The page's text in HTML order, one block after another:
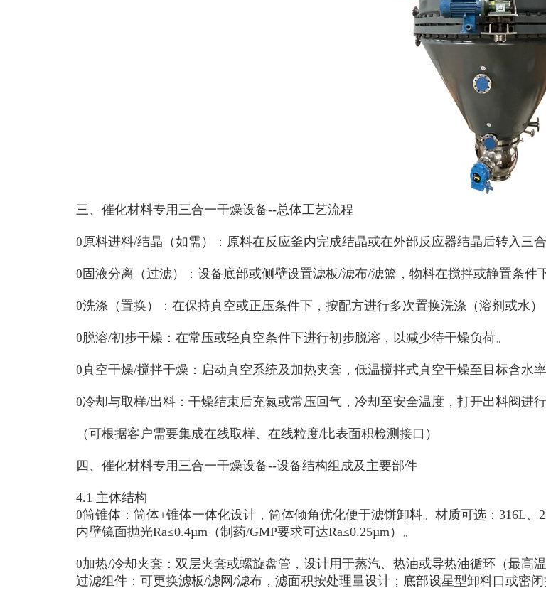
三、 催化材料专用三合一干燥设备--总体工艺流程
θ原料进料/结晶（如需）：原料在反应釜内完成结晶或在外部反应器结晶后转入三合
θ固液分离（过滤）：设备底部或侧壁设置滤板/滤布/滤篮，物料在搅拌或静置条件
θ洗涤（置换）：在保持真空或正压条件下，按配方进行多次置换洗涤（溶剂或水
θ脱溶/初步干燥：在常压或轻真空条件下进行初步脱溶，以减少待干燥负荷。
θ真空干燥/搅拌干燥：启动真空系统及加热夹套，低温搅拌式真空干燥至目标含水率
θ冷却与取样/出料：干燥结束后充氮或常压回气，冷却至安全温度，打开出料阀进行
（可根据客户需要集成在线取样、在线粒度/比表面积检测接口）
四、 催化材料专用三合一干燥设备--设备结构组成及主要部件
4.1 主体结构
θ筒锥体：筒体+锥体一体化设计，筒体倾角优化便于滤饼卸料。材质可选： 316L、
内壁镜面抛光Ra≤0.4µm （制药/GMP要求可达Ra≤0.25µm ）。
θ加热/冷却夹套：双层夹套或螺旋盘管，设计用于蒸汽、热油或导热油循环（最高
过滤组件：可更换滤板/滤网/滤布，滤面积按处理量设计；底部设星型卸料口或密闭